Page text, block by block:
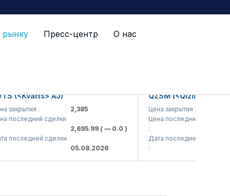
Пресс-центр О нас
AJ)
:
сделки
2,695.99( — 0.0 )
сделки
05.08.2026
QZSM (<Qizilqumsement>
Цена закрытия :
Цена последний сделки
Дата последней сделки